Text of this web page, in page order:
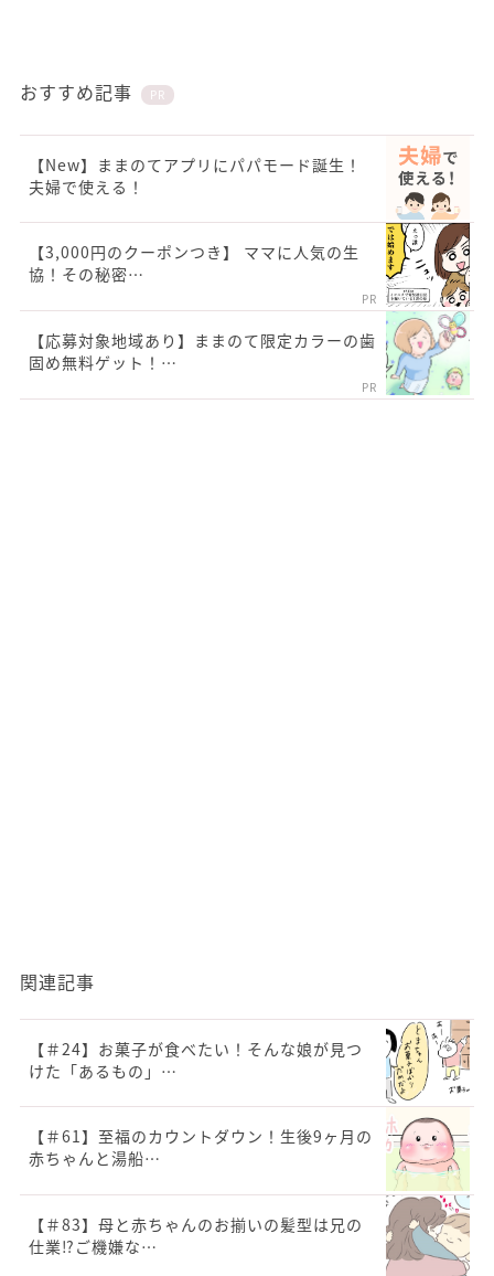
おすすめ記事 PR
【New】ままのてアプリにパパモード誕生！
夫婦で使える！
【3,000円のクーポンつき】 ママに人気の生
協！その秘密…
PR
【応募対象地域あり】ままのて限定カラーの歯
固め無料ゲット！…
PR
関連記事
【＃24】お菓子が食べたい！そんな娘が見つ
けた「あるもの」…
【＃61】至福のカウントダウン！生後9ヶ月の
赤ちゃんと湯船…
【＃83】母と赤ちゃんのお揃いの髪型は兄の
仕業⁉︎ご機嫌な…